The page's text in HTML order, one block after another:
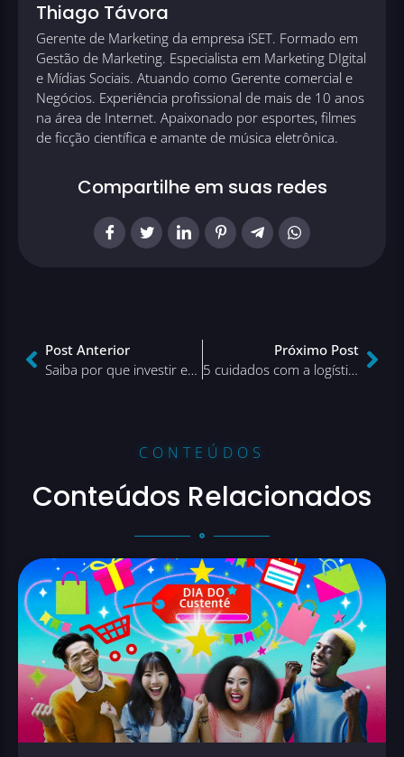
Thiago Távora
Gerente de Marketing da empresa iSET. Formado em
Gestão de Marketing. Especialista em Marketing DIgital
e Mídias Sociais. Atuando como Gerente comercial e
Negócios. Experiência profissional de mais de 10 anos
na área de Internet. Apaixonado por esportes, filmes
de ficção científica e amante de música eletrônica.
Compartilhe em suas redes
Post Anterior
Saiba por que investir em promoções na sua loja virtual!
Próximo Post
5 cuidados com a logística de e-commerce para você se preocupar!
CONTEÚDOS
Conteúdos Relacionados